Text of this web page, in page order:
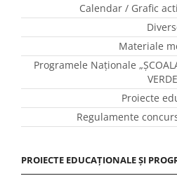
Calendar / Grafic
Materiale
Programele Naţionale
Proiecte
Regulamente
PROIECTE EDUCAȚIONALE ȘI